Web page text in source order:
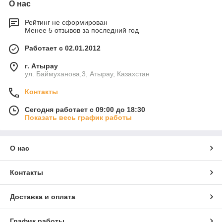
О нас
Рейтинг не сформирован
Менее 5 отзывов за последний год
Работает с 02.01.2012
г. Атырау
ул. Баймуханова,3, Атырау, Казахстан
Контакты
Сегодня работает с 09:00 до 18:30
Показать весь график работы
О нас
Контакты
Доставка и оплата